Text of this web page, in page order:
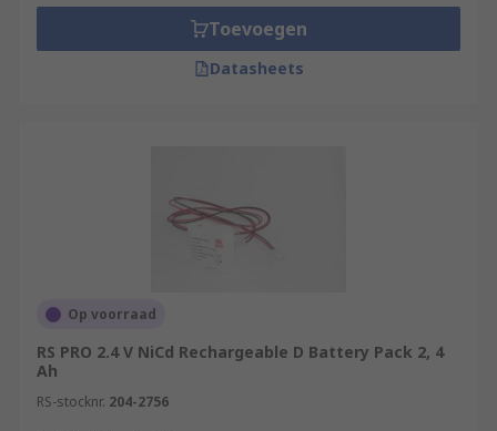
Toevoegen
Datasheets
Op voorraad
RS PRO 2.4 V NiCd Rechargeable D Battery Pack 2, 4
Ah
RS-stocknr. 204-2756